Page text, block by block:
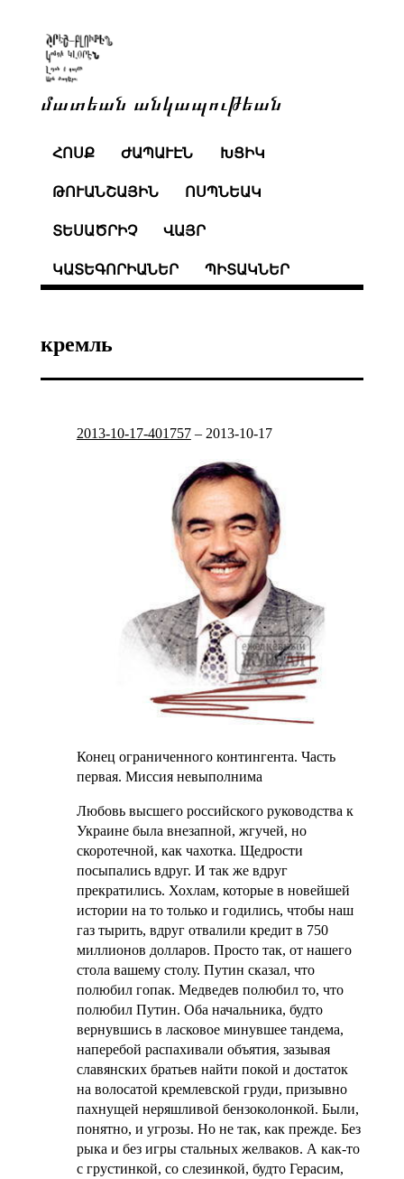
մատեան անկապութեան
ՀՈՍՔ ԺԱՊԱՒԷՆ ԽՑԻԿ
ԹՈՒԱՆՇԱՅԻՆ ՈՍՊՆԵԱԿ
ՏԵՍԱԾՐԻՉ ՎԱՅՐ
ԿԱՏԵԳՈՐԻԱՆԵՐ ՊԻՏԱԿՆԵՐ
кремль
2013-10-17-401757– 2013-10-17
Конец ограниченного контингента. Часть
первая. Миссия невыполнима
Любовь высшего российского руководства к
Украине была внезапной, жгучей, но
скоротечной, как чахотка. Щедрости
посыпались вдруг. И так же вдруг
прекратились. Хохлам, которые в новейшей
истории на то только и годились, чтобы наш
газ тырить, вдруг отвалили кредит в 750
миллионов долларов. Просто так, от нашего
стола вашему столу. Путин сказал, что
полюбил гопак. Медведев полюбил то, что
полюбил Путин. Оба начальника, будто
вернувшись в ласковое минувшее тандема,
наперебой распахивали объятия, зазывая
славянских братьев найти покой и достаток
на волосатой кремлевской груди, призывно
пахнущей неряшливой бензоколонкой. Были,
понятно, и угрозы. Но не так, как прежде. Без
рыка и без игры стальных желваков. А как-то
с грустинкой, со слезинкой, будто Герасим,